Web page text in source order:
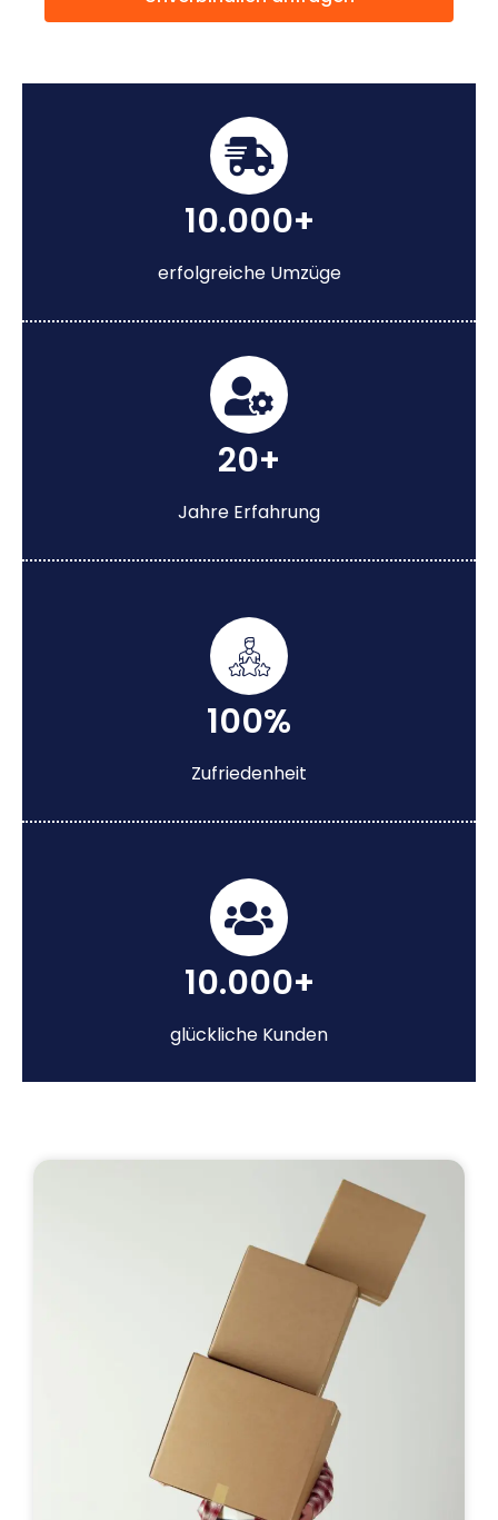
10.000+
erfolgreiche Umzüge
20+
Jahre Erfahrung
100%
Zufriedenheit
10.000+
glückliche Kunden